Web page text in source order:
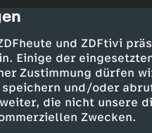
und ZDFtivi
Einige der
Zustimmung dürfen
und/oder
die nicht unsere
Zwecken.